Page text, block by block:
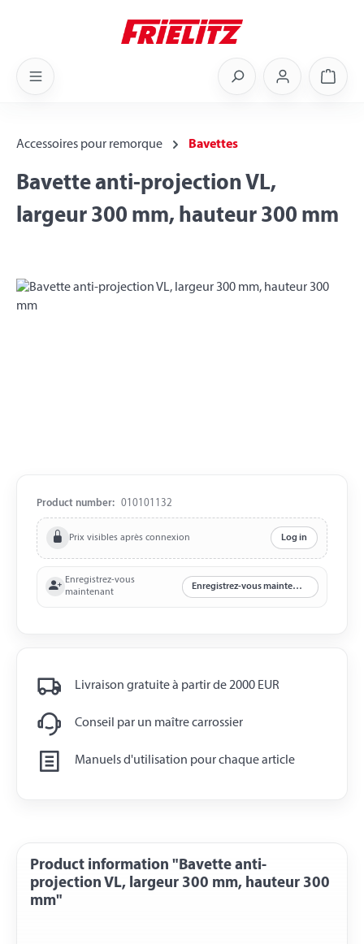
Accessoires pour remorque Bavettes
Bavette anti-projection VL,
largeur 300 mm, hauteur 300 mm
Skip image gallery
Product number: 010101132
Prix visibles après connexion Log in
Enregistrez-vous
maintenant
Enregistrez-vous maintenant
Livraison gratuite à partir de 2000 EUR
Conseil par un maître carrossier
Manuels d'utilisation pour chaque article
Product information "Bavette anti-
projection VL, largeur 300 mm, hauteur 300
mm"